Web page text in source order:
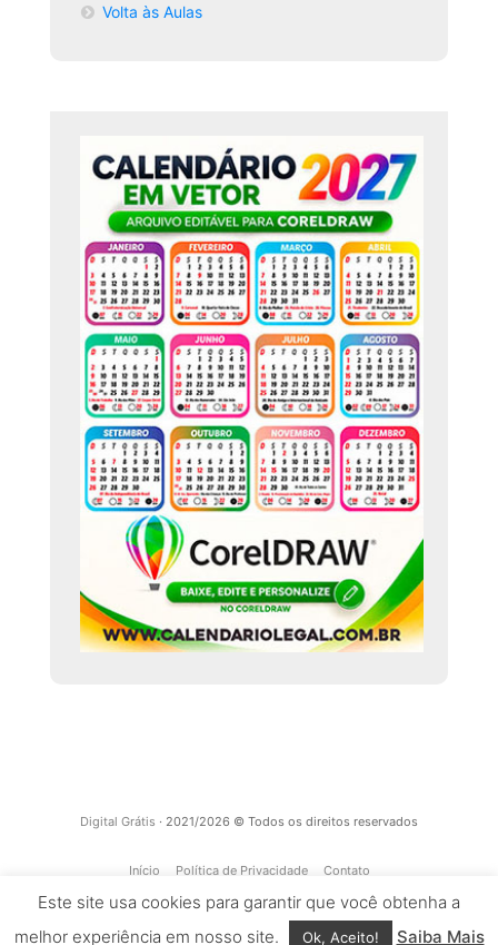
Volta às Aulas
Digital Grátis · 2021/2026 © Todos os direitos reservados
Início Política de Privacidade Contato
Este site usa cookies para garantir que você obtenha a
melhor experiência em nosso site.
Ok, Aceito! Saiba Mais